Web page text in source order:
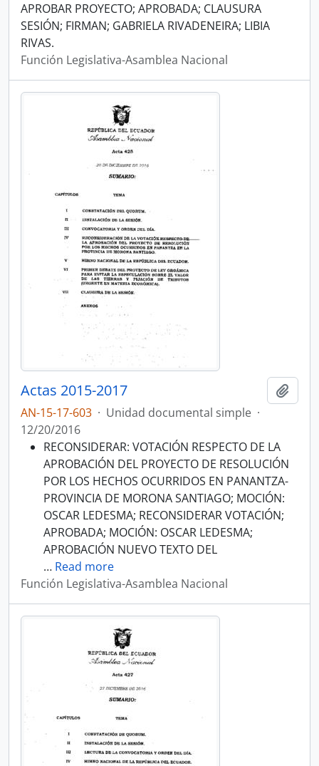
APROBAR PROYECTO; APROBADA; CLAUSURA
SESIÓN; FIRMAN; GABRIELA RIVADENEIRA; LIBIA
RIVAS.
Función Legislativa-Asamblea Nacional
Actas 2015-2017
AN-15-17-603 · Unidad documental simple ·
12/20/2016
RECONSIDERAR: VOTACIÓN RESPECTO DE LA
APROBACIÓN DEL PROYECTO DE RESOLUCIÓN
POR LOS HECHOS OCURRIDOS EN PANANTZA-
PROVINCIA DE MORONA SANTIAGO; MOCIÓN:
OSCAR LEDESMA; RECONSIDERAR VOTACIÓN;
APROBADA; MOCIÓN: OSCAR LEDESMA;
APROBACIÓN NUEVO TEXTO DEL
… Read more
Función Legislativa-Asamblea Nacional